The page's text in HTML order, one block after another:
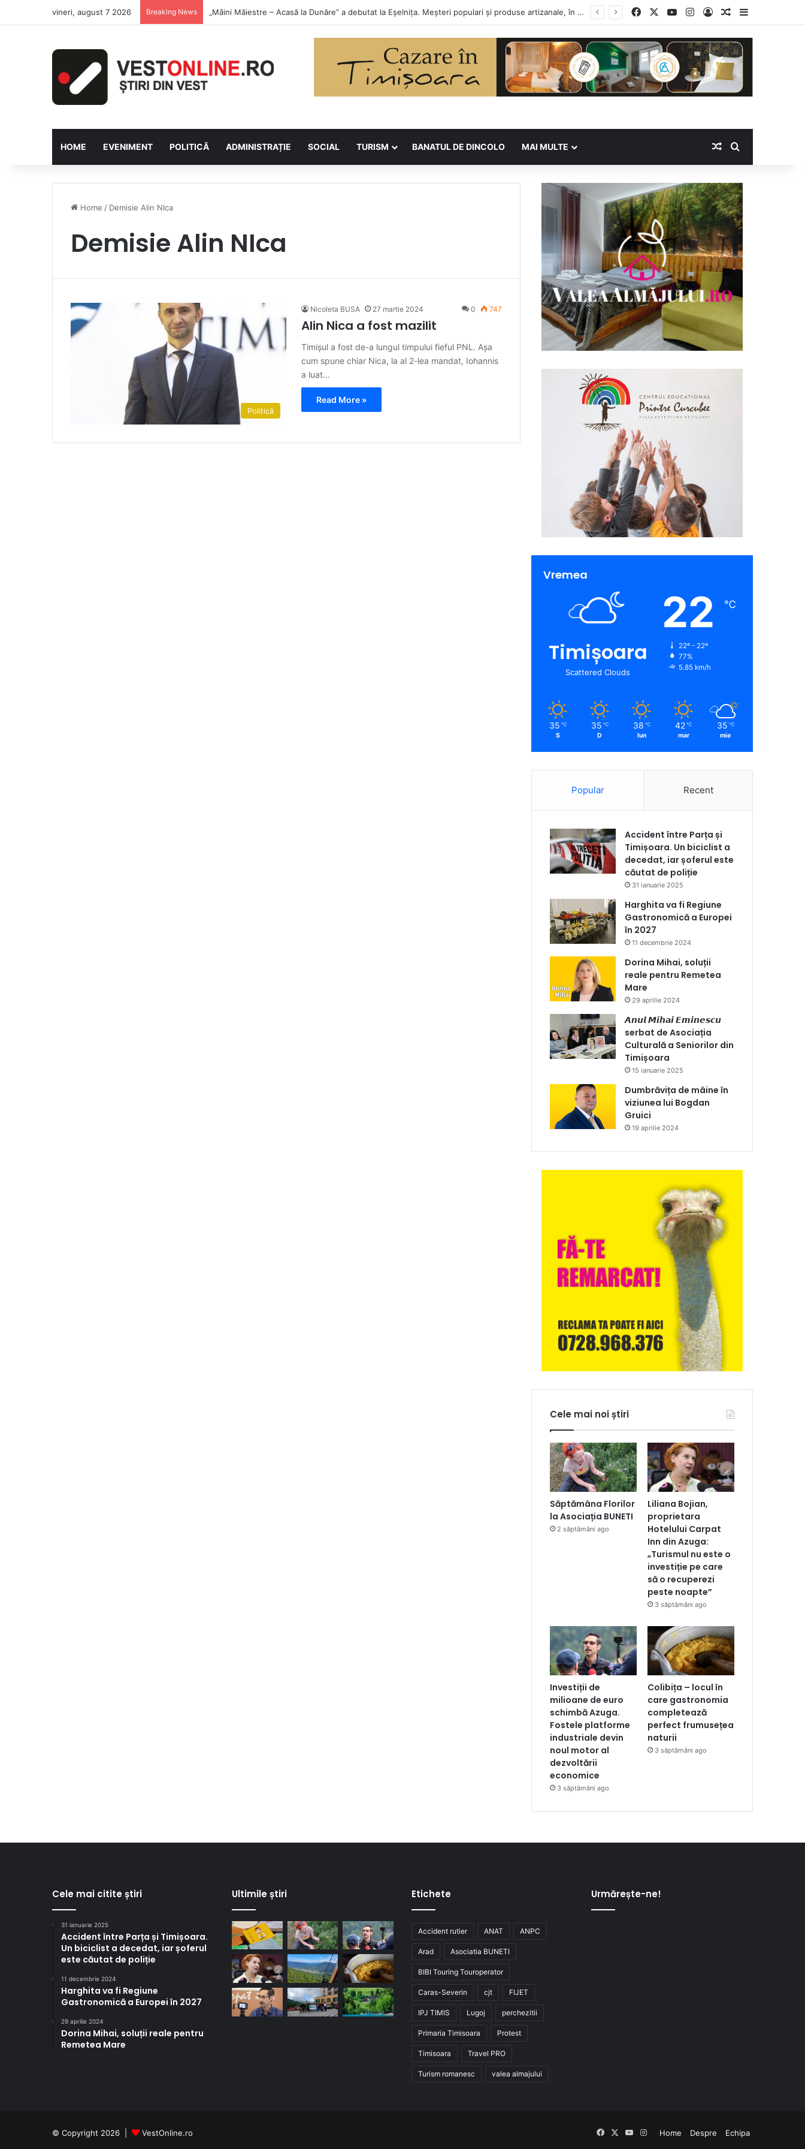
vineri, august 7 2026 Breaking News Săptămâna Florilor la Asociația BUNETI Facebook YouTubeInstagram
Log InRandom Article
HOME EVENIMENT POLITICĂ ADMINISTRAȚIE SOCIAL TURISM BANATUL DE DINCOLO MAI MULTE Random Article
Home / Demisie Alin NIca
Demisie Alin NIca
Politică
Nicoleta BUSA 27 martie 2024 0 747
Alin Nica a fost mazilit
Timișul a fost de-a lungul timpului fieful PNL. Așa
cum spune chiar Nica, la al 2-lea mandat, Iohannis
a luat…
Read More »
Vremea
Timișoara
Scattered Clouds
22 ℃
22º - 22º
77%
5.85 km/h
35 ℃
S
35 ℃
D
38 ℃
lun
42 ℃
mar
35 ℃
mie
Popular Recent
Accident între Parța și
Timișoara. Un biciclist a
decedat, iar șoferul este
căutat de poliție
31 ianuarie 2025
Harghita va fi Regiune
Gastronomică a Europei
în 2027
11 decembrie 2024
Dorina Mihai, soluții
reale pentru Remetea
Mare
29 aprilie 2024
𝘼𝙣𝙪𝙡 𝙈𝙞𝙝𝙖𝙞 𝙀𝙢𝙞𝙣𝙚𝙨𝙘𝙪
serbat de Asociația
Culturală a Seniorilor din
Timișoara
15 ianuarie 2025
Dumbrăvița de mâine în
viziunea lui Bogdan
Gruici
19 aprilie 2024
Cele mai noi știri
Săptămâna Florilor
la Asociația BUNETI
2 săptămâni ago
Liliana Bojian,
proprietara
Hotelului Carpat
Inn din Azuga:
„Turismul nu este o
investiție pe care
să o recuperezi
peste noapte”
3 săptămâni ago
Investiții de
milioane de euro
schimbă Azuga.
Fostele platforme
industriale devin
noul motor al
dezvoltării
economice
3 săptămâni ago
Colibița – locul în
care gastronomia
completează
perfect frumusețea
naturii
3 săptămâni ago
Cele mai citite știri
31 ianuarie 2025
Accident între Parța și Timișoara.
Un biciclist a decedat, iar șoferul
este căutat de poliție
11 decembrie 2024
Harghita va fi Regiune
Gastronomică a Europei în 2027
29 aprilie 2024
Dorina Mihai, soluții reale pentru
Remetea Mare
Ultimile știri Etichete
Accident rutier ANAT ANPC
Arad Asociatia BUNETI
BIBI Touring Touroperator
Caras-Severin cjt FIJET
IPJ TIMIS Lugoj perchezitii
Primaria Timisoara Protest
Timisoara Travel PRO
Turism romanesc valea almajului
Urmărește-ne!
© Copyright 2026 | VestOnline.ro Home Despre Echipa
FacebookYouTube
Instagram